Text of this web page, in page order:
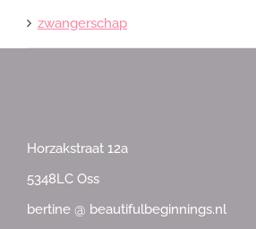
zwangerschap
Horzakstraat 12a
5348LC Oss
bertine @ beautifulbeginnings.nl